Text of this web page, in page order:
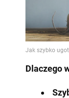
Dlaczego